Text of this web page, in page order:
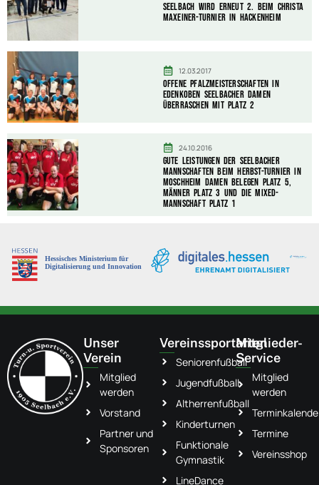
Seelbach wird erneut 2. beim Christa
Maxeiner-Turnier in Hackenheim
12.03.2017
Offene Pfalzmeisterschaften in
Edenkoben Seelbacher Damen
überraschen mit Platz 2
24.10.2016
Gute Leistungen der Seelbacher
Mannschaften beim Herbst-Turnier in
Moschheim Damen belegen Platz 5,
Männer Platz 3 und die Mixed-
Mannschaft Platz 1
Unser
Verein
Mitglied
werden
Vorstand
Partner und
Sponsoren
Vereinssportarten
Seniorenfußball
Jugendfußball
Altherrenfußball
Kinderturnen
Funktionale
Gymnastik
LineDance
Mitglieder-
Service
Mitglied
werden
Termine
Vereinsshop